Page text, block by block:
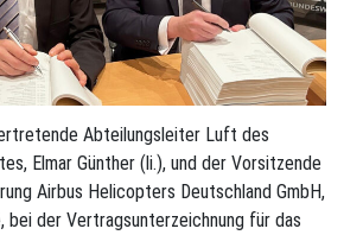
Abteilungsleiter Luft des
Elmar Günther (li.), und der Vorsitzende
Airbus Helicopters Deutschland GmbH,
bei der Vertragsunterzeichnung für das